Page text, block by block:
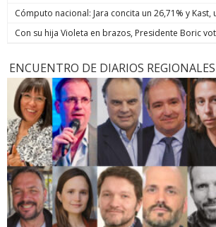
Cómputo nacional: Jara concita un 26,71% y Kast,
Con su hija Violeta en brazos, Presidente Boric
ENCUENTRO DE DIARIOS